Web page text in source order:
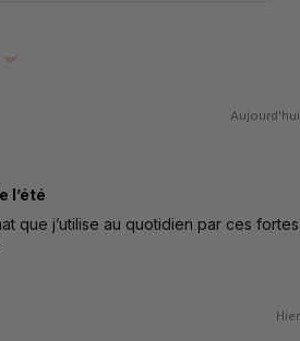
Aujourd'hui
l’été
que j’utilise au quotidien par ces fortes
Hier